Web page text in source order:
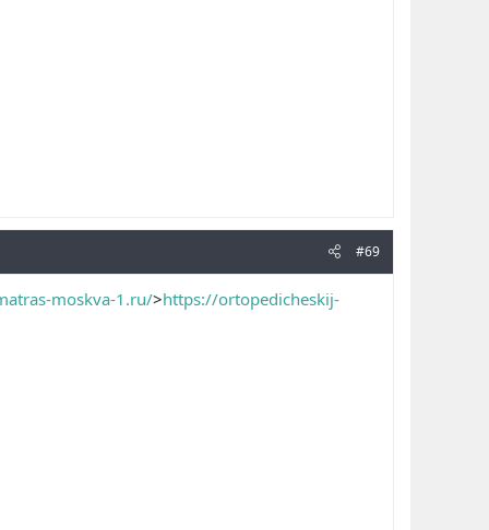
#69
moskva-1.ru/>https://ortopedicheskij-